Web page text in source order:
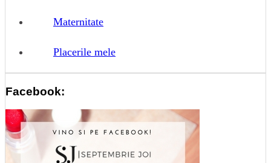
Maternitate
Placerile mele
Facebook: